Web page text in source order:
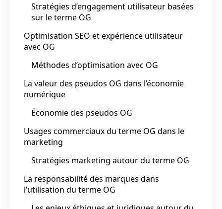
Stratégies d’engagement utilisateur basées
sur le terme OG
Optimisation SEO et expérience utilisateur
avec OG
Méthodes d’optimisation avec OG
La valeur des pseudos OG dans l’économie
numérique
Économie des pseudos OG
Usages commerciaux du terme OG dans le
marketing
Stratégies marketing autour du terme OG
La responsabilité des marques dans
l’utilisation du terme OG